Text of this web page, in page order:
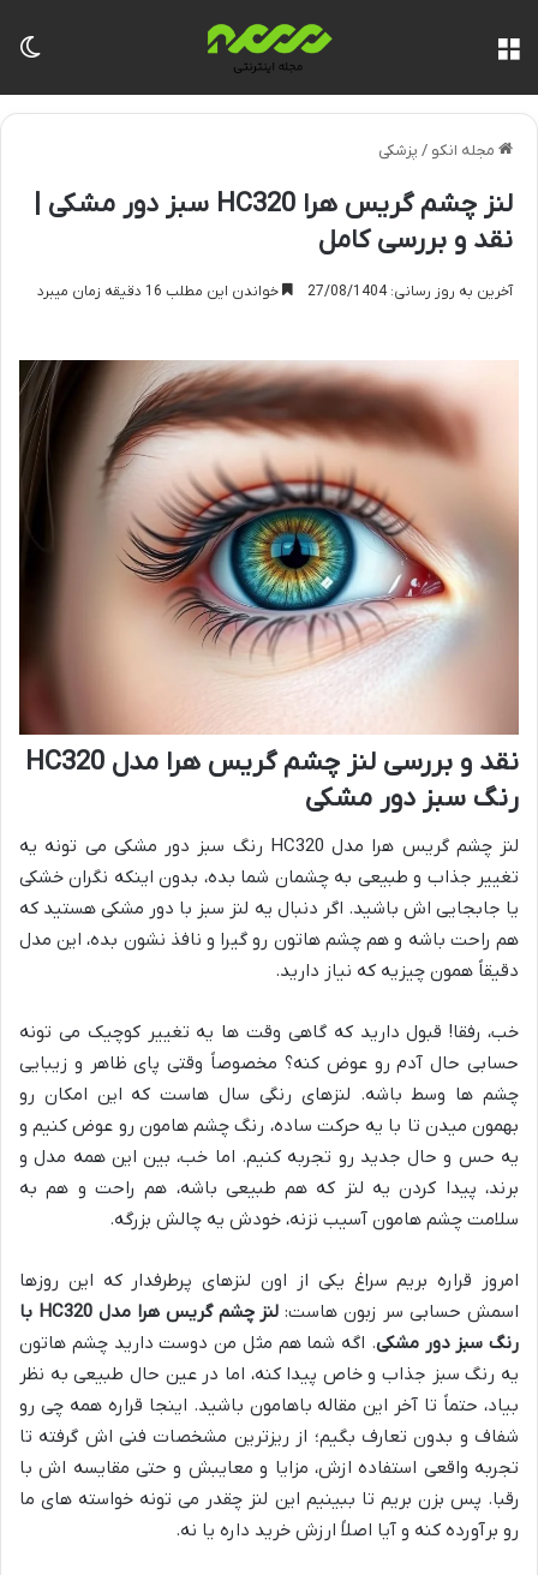
مجله انکو / پزشکی
لنز چشم گریس هرا HC320 سبز دور مشکی |
نقد و بررسی کامل
آخرین به روز رسانی: 27/08/1404 خواندن این مطلب 16 دقیقه زمان میبرد
نقد و بررسی لنز چشم گریس هرا مدل HC320
رنگ سبز دور مشکی
لنز چشم گریس هرا مدل HC320 رنگ سبز دور مشکی می تونه یه
تغییر جذاب و طبیعی به چشمان شما بده، بدون اینکه نگران خشکی
یا جابجایی اش باشید. اگر دنبال یه لنز سبز با دور مشکی هستید که
هم راحت باشه و هم چشم هاتون رو گیرا و نافذ نشون بده، این مدل
دقیقاً همون چیزیه که نیاز دارید.
خب، رفقا! قبول دارید که گاهی وقت ها یه تغییر کوچیک می تونه
حسابی حال آدم رو عوض کنه؟ مخصوصاً وقتی پای ظاهر و زیبایی
چشم ها وسط باشه. لنزهای رنگی سال هاست که این امکان رو
بهمون میدن تا با یه حرکت ساده، رنگ چشم هامون رو عوض کنیم و
یه حس و حال جدید رو تجربه کنیم. اما خب، بین این همه مدل و
برند، پیدا کردن یه لنز که هم طبیعی باشه، هم راحت و هم به
سلامت چشم هامون آسیب نزنه، خودش یه چالش بزرگه.
امروز قراره بریم سراغ یکی از اون لنزهای پرطرفدار که این روزها
اسمش حسابی سر زبون هاست:
لنز چشم گریس هرا مدل HC320 با
رنگ سبز دور مشکی. اگه شما هم مثل من دوست دارید چشم هاتون
یه رنگ سبز جذاب و خاص پیدا کنه، اما در عین حال طبیعی به نظر
بیاد، حتماً تا آخر این مقاله باهامون باشید. اینجا قراره همه چی رو
شفاف و بدون تعارف بگیم؛ از ریزترین مشخصات فنی اش گرفته تا
تجربه واقعی استفاده ازش، مزایا و معایبش و حتی مقایسه اش با
رقبا. پس بزن بریم تا ببینیم این لنز چقدر می تونه خواسته های ما
رو برآورده کنه و آیا اصلاً ارزش خرید داره یا نه.